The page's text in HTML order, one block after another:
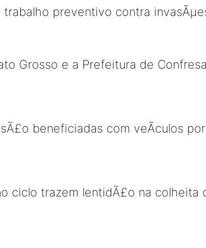
preventivo contra
Grosso e a Prefeitura de
beneficiadas com veÃ­culos
ciclo trazem lentidÃ£o na colheita